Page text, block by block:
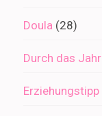
Doula (28)
Durch das Jahr
Erziehungstipp